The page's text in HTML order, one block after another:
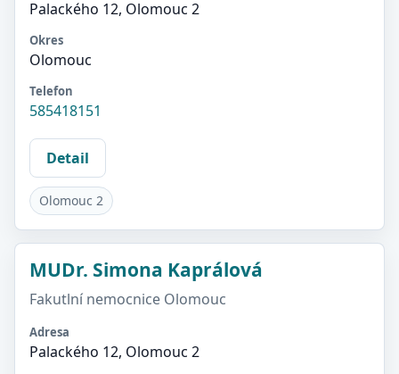
Palackého 12, Olomouc 2
Okres
Olomouc
Telefon
585418151
Detail
Olomouc 2
MUDr. Simona Kaprálová
Fakutlní nemocnice Olomouc
Adresa
Palackého 12, Olomouc 2